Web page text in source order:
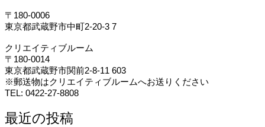
〒180-0006
東京都武蔵野市中町2-20-3 7
クリエイティブルーム
〒180-0014
東京都武蔵野市関前2-8-11 603
※郵送物はクリエイティブルームへお送りください
TEL: 0422-27-8808
最近の投稿